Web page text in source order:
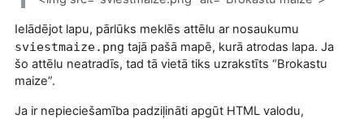
Ielādējot lapu, pārlūks meklēs attēlu ar nosaukumu
sviestmaize.png tajā pašā mapē, kurā atrodas lapa. Ja
šo attēlu neatradīs, tad tā vietā tiks uzrakstīts “Brokastu
maize”.
Ja ir nepieciešamība padziļināti apgūt HTML valodu,